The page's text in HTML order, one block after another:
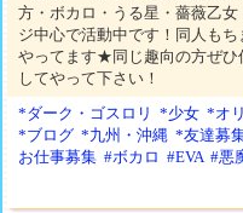
方・ボカロ・うる星・薔薇乙女
ジ中心で活動中です！同人もち
やってます★同じ趣向の方ぜひ
してやって下さい！
*ダーク・ゴスロリ
*少女 *オ
*ブログ *九州・沖縄 *友達募
お仕事募集 #ボカロ #EVA #悪